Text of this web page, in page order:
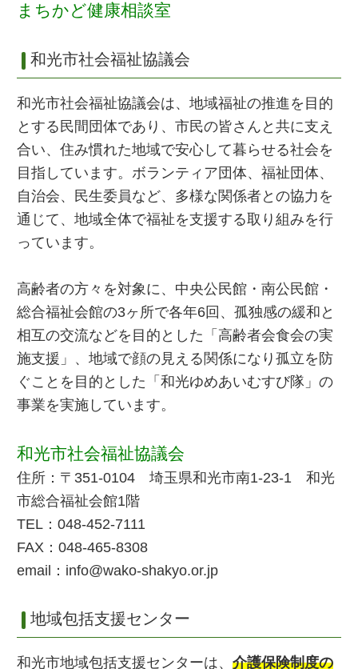
まちかど健康相談室
和光市社会福祉協議会
和光市社会福祉協議会は、地域福祉の推進を目的
とする民間団体であり、市民の皆さんと共に支え
合い、住み慣れた地域で安心して暮らせる社会を
目指しています。ボランティア団体、福祉団体、
自治会、民生委員など、多様な関係者との協力を
通じて、地域全体で福祉を支援する取り組みを行
っています。
高齢者の方々を対象に、中央公民館・南公民館・
総合福祉会館の3ヶ所で各年6回、孤独感の緩和と
相互の交流などを目的とした「高齢者会食会の実
施支援」、地域で顔の見える関係になり孤立を防
ぐことを目的とした「和光ゆめあいむすび隊」の
事業を実施しています。
和光市社会福祉協議会
住所：〒351-0104 埼玉県和光市南1-23-1 和光
市総合福祉会館1階
TEL：048-452-7111
FAX：048-465-8308
email：info@wako-shakyo.or.jp
地域包括支援センター
和光市地域包括支援センターは、 介護保険制度の